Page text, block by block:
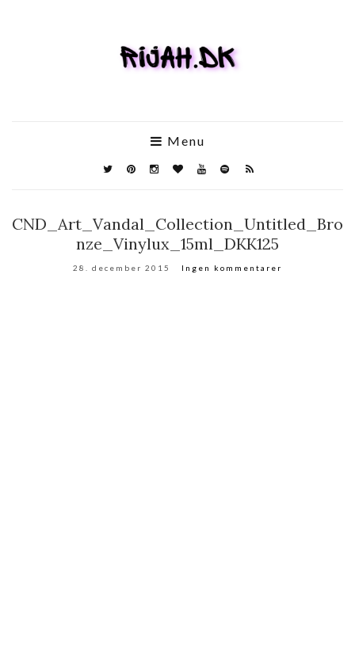
Menu
CND_Art_Vandal_Collection_Untitled_Bro
nze_Vinylux_15ml_DKK125
28. december 2015 Ingen kommentarer